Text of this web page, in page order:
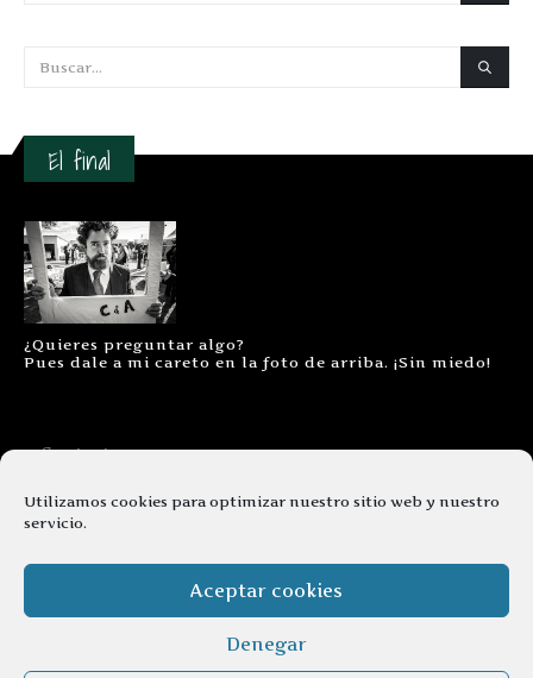
Utilizamos cookies para optimizar nuestro sitio web y nuestro
servicio.
Aceptar cookies
Denegar
El final
¿Quieres preguntar algo?
Pues dale a mi careto en la foto de arriba. ¡Sin miedo!
Contacto
Aviso legal